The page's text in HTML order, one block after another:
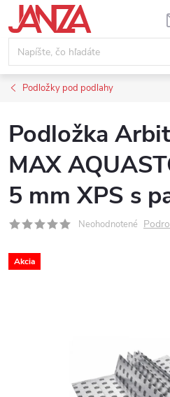
Prejsť na obsah
Podložky pod podlahy
Podložka
MAX
5 mm XPS s
Neohodnotené
Akcia